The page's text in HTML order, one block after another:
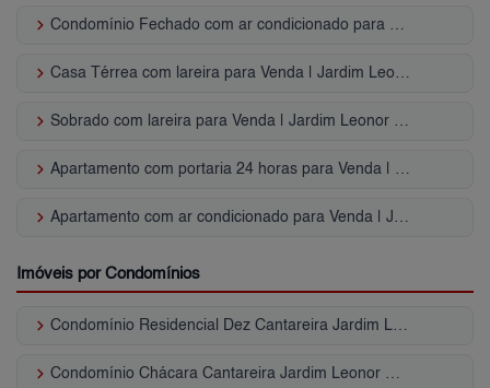
keyboard_arrow_right Condomínio Fechado com ar condicionado para Venda | Jardim Leonor Mendes de Barros
keyboard_arrow_right Casa Térrea com lareira para Venda | Jardim Leonor Mendes de Barros
keyboard_arrow_right Sobrado com lareira para Venda | Jardim Leonor Mendes de Barros
keyboard_arrow_right Apartamento com portaria 24 horas para Venda | Jardim Leonor Mendes de Barros
keyboard_arrow_right Apartamento com ar condicionado para Venda | Jardim Leonor Mendes de Barros
Imóveis por Condomínios
keyboard_arrow_right Condomínio Residencial Dez Cantareira Jardim Leonor Mendes de Barros
keyboard_arrow_right Condomínio Chácara Cantareira Jardim Leonor Mendes de Barros